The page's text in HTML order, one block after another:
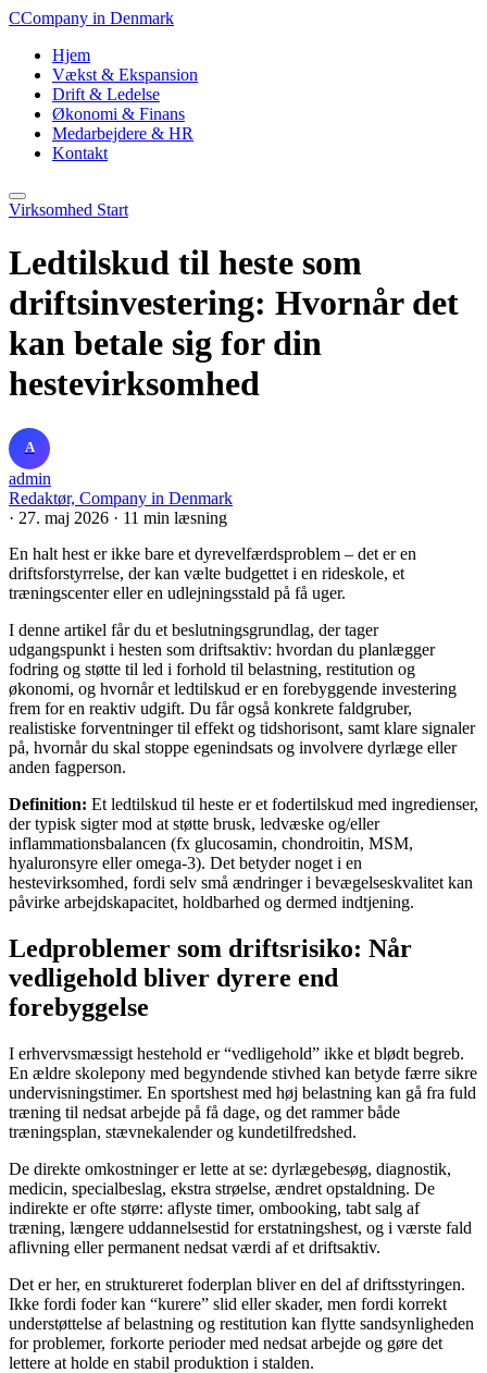
CCompany in Denmark
Hjem
Vækst & Ekspansion
Drift & Ledelse
Økonomi & Finans
Medarbejdere & HR
Kontakt
Virksomhed Start
Ledtilskud til heste som
driftsinvestering: Hvornår det
kan betale sig for din
hestevirksomhed
A
admin
Redaktør, Company in Denmark
· 27. maj 2026 · 11 min læsning
En halt hest er ikke bare et dyrevelfærdsproblem – det er en
driftsforstyrrelse, der kan vælte budgettet i en rideskole, et
træningscenter eller en udlejningsstald på få uger.
I denne artikel får du et beslutningsgrundlag, der tager
udgangspunkt i hesten som driftsaktiv: hvordan du planlægger
fodring og støtte til led i forhold til belastning, restitution og
økonomi, og hvornår et ledtilskud er en forebyggende investering
frem for en reaktiv udgift. Du får også konkrete faldgruber,
realistiske forventninger til effekt og tidshorisont, samt klare signaler
på, hvornår du skal stoppe egenindsats og involvere dyrlæge eller
anden fagperson.
Definition: Et ledtilskud til heste er et fodertilskud med ingredienser,
der typisk sigter mod at støtte brusk, ledvæske og/eller
inflammationsbalancen (fx glucosamin, chondroitin, MSM,
hyaluronsyre eller omega-3). Det betyder noget i en
hestevirksomhed, fordi selv små ændringer i bevægelseskvalitet kan
påvirke arbejdskapacitet, holdbarhed og dermed indtjening.
Ledproblemer som driftsrisiko: Når
vedligehold bliver dyrere end
forebyggelse
I erhvervsmæssigt hestehold er “vedligehold” ikke et blødt begreb.
En ældre skolepony med begyndende stivhed kan betyde færre sikre
undervisningstimer. En sportshest med høj belastning kan gå fra fuld
træning til nedsat arbejde på få dage, og det rammer både
træningsplan, stævnekalender og kundetilfredshed.
De direkte omkostninger er lette at se: dyrlægebesøg, diagnostik,
medicin, specialbeslag, ekstra strøelse, ændret opstaldning. De
indirekte er ofte større: aflyste timer, ombooking, tabt salg af
træning, længere uddannelsestid for erstatningshest, og i værste fald
aflivning eller permanent nedsat værdi af et driftsaktiv.
Det er her, en struktureret foderplan bliver en del af driftsstyringen.
Ikke fordi foder kan “kurere” slid eller skader, men fordi korrekt
understøttelse af belastning og restitution kan flytte sandsynligheden
for problemer, forkorte perioder med nedsat arbejde og gøre det
lettere at holde en stabil produktion i stalden.